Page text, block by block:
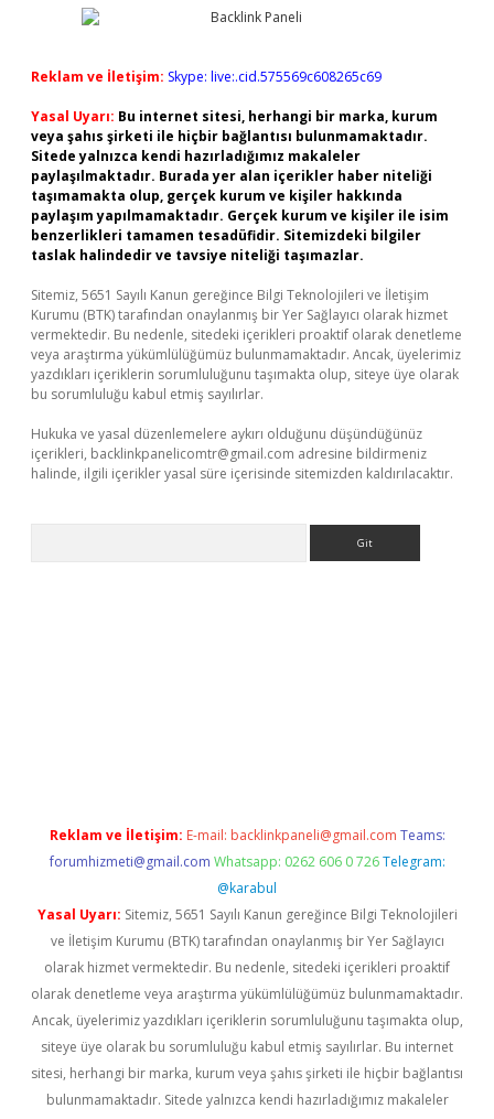
Reklam ve İletişim: Skype: live:.cid.575569c608265c69
Yasal Uyarı: Bu internet sitesi, herhangi bir marka, kurum
veya şahıs şirketi ile hiçbir bağlantısı bulunmamaktadır.
Sitede yalnızca kendi hazırladığımız makaleler
paylaşılmaktadır. Burada yer alan içerikler haber niteliği
taşımamakta olup, gerçek kurum ve kişiler hakkında
paylaşım yapılmamaktadır. Gerçek kurum ve kişiler ile isim
benzerlikleri tamamen tesadüfidir. Sitemizdeki bilgiler
taslak halindedir ve tavsiye niteliği taşımazlar.
Sitemiz, 5651 Sayılı Kanun gereğince Bilgi Teknolojileri ve İletişim
Kurumu (BTK) tarafından onaylanmış bir Yer Sağlayıcı olarak hizmet
vermektedir. Bu nedenle, sitedeki içerikleri proaktif olarak denetleme
veya araştırma yükümlülüğümüz bulunmamaktadır. Ancak, üyelerimiz
yazdıkları içeriklerin sorumluluğunu taşımakta olup, siteye üye olarak
bu sorumluluğu kabul etmiş sayılırlar.
Hukuka ve yasal düzenlemelere aykırı olduğunu düşündüğünüz
içerikleri, backlinkpanelicomtr@gmail.com adresine bildirmeniz
halinde, ilgili içerikler yasal süre içerisinde sitemizden kaldırılacaktır.
Reklam ve İletişim: E-mail: backlinkpaneli@gmail.com Teams:
forumhizmeti@gmail.com Whatsapp: 0262 606 0 726 Telegram:
@karabul
Yasal Uyarı: Sitemiz, 5651 Sayılı Kanun gereğince Bilgi Teknolojileri
ve İletişim Kurumu (BTK) tarafından onaylanmış bir Yer Sağlayıcı
olarak hizmet vermektedir. Bu nedenle, sitedeki içerikleri proaktif
olarak denetleme veya araştırma yükümlülüğümüz bulunmamaktadır.
Ancak, üyelerimiz yazdıkları içeriklerin sorumluluğunu taşımakta olup,
siteye üye olarak bu sorumluluğu kabul etmiş sayılırlar. Bu internet
sitesi, herhangi bir marka, kurum veya şahıs şirketi ile hiçbir bağlantısı
bulunmamaktadır. Sitede yalnızca kendi hazırladığımız makaleler